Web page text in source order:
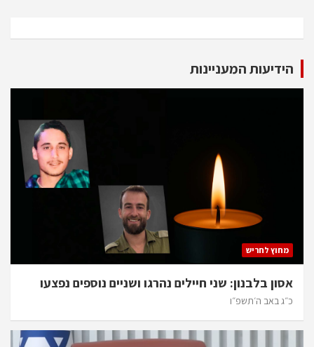
הידיעות המעניינות
מחוץ לחריש
אסון בלבנון: שני חיילים נהרגו ושניים נוספים נפצעו
כ״ג באב ה׳תשפ״ו